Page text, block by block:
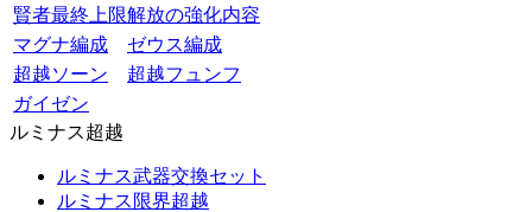
賢者最終上限解放の強化内容
マグナ編成
ゼウス編成
超越ソーン
超越フュンフ
ガイゼン
ルミナス超越
ルミナス武器交換セット
ルミナス限界超越